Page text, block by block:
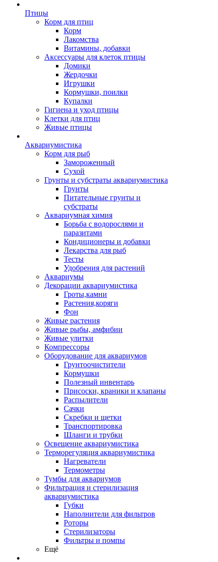
Птицы
Корм для птиц
Корм
Лакомства
Витамины, добавки
Аксессуары для клеток птицы
Домики
Жердочки
Игрушки
Кормушки, поилки
Купалки
Гигиена и уход птицы
Клетки для птиц
Живые птицы
Аквариумистика
Корм для рыб
Замороженный
Сухой
Грунты и субстраты аквариумистика
Грунты
Питательные грунты и
субстраты
Аквариумная химия
Борьба с водорослями и
паразитами
Кондиционеры и добавки
Лекарства для рыб
Тесты
Удобрения для растений
Аквариумы
Декорации аквариумистика
Гроты,камни
Растения,коряги
Фон
Живые растения
Живые рыбы, амфибии
Живые улитки
Компрессоры
Оборудование для аквариумов
Грунтоочистители
Кормушки
Полезный инвентарь
Присоски, краники и клапаны
Распылители
Сачки
Скребки и щетки
Транспортировка
Шланги и трубки
Освещение аквариумистика
Терморегуляция аквариумистика
Нагреватели
Термометры
Тумбы для аквариумов
Фильтрация и стерилизация
аквариумистика
Губки
Наполнители для фильтров
Роторы
Стерилизаторы
Фильтры и помпы
Ещё